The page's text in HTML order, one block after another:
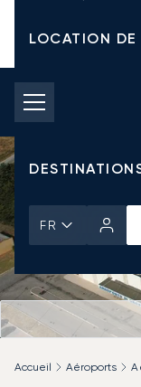
LOCATION DE
TARIFS
JETS PRIVÉS
FR
Accueil Aéroports